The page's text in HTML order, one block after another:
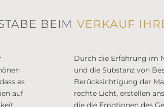
BEIM VERKAUF
es
auf
Durch die Erfahrung im
und die Substanz von
Berücksichtigung der
rechte Licht, erstellen
die die Emotionen des